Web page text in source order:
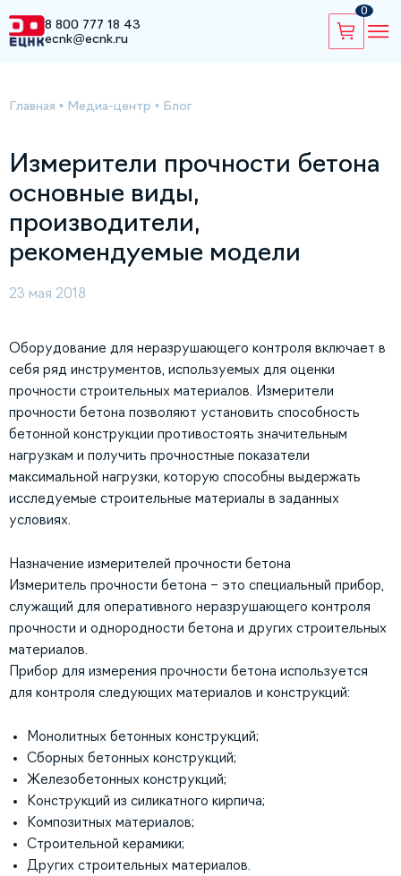
8 800 777 18 43
ecnk@ecnk.ru
0
Главная • Медиа-центр • Блог
Измерители прочности бетона
основные виды,
производители,
рекомендуемые модели
23 мая 2018
Оборудование для неразрушающего контроля включает в
себя ряд инструментов, используемых для оценки
прочности строительных материалов. Измерители
прочности бетона позволяют установить способность
бетонной конструкции противостоять значительным
нагрузкам и получить прочностные показатели
максимальной нагрузки, которую способны выдержать
исследуемые строительные материалы в заданных
условиях.
Назначение измерителей прочности бетона
Измеритель прочности бетона – это специальный прибор,
служащий для оперативного неразрушающего контроля
прочности и однородности бетона и других строительных
материалов.
Прибор для измерения прочности бетона используется
для контроля следующих материалов и конструкций:
Монолитных бетонных конструкций;
Сборных бетонных конструкций;
Железобетонных конструкций;
Конструкций из силикатного кирпича;
Композитных материалов;
Строительной керамики;
Других строительных материалов.